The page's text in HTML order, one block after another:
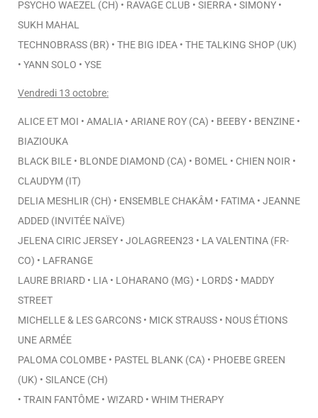
PSYCHO WAEZEL (CH) • RAVAGE CLUB • SIERRA • SIMONY •
SUKH MAHAL
TECHNOBRASS (BR) • THE BIG IDEA • THE TALKING SHOP (UK)
• YANN SOLO • YSE
Vendredi 13 octobre:
ALICE ET MOI • AMALIA • ARIANE ROY (CA) • BEEBY • BENZINE •
BIAZIOUKA
BLACK BILE • BLONDE DIAMOND (CA) • BOMEL • CHIEN NOIR •
CLAUDYM (IT)
DELIA MESHLIR (CH) • ENSEMBLE CHAKÂM • FATIMA • JEANNE
ADDED (INVITÉE NAÏVE)
JELENA CIRIC JERSEY • JOLAGREEN23 • LA VALENTINA (FR-
CO) • LAFRANGE
LAURE BRIARD • LIA • LOHARANO (MG) • LORD$ • MADDY
STREET
MICHELLE & LES GARCONS • MICK STRAUSS • NOUS ÉTIONS
UNE ARMÉE
PALOMA COLOMBE • PASTEL BLANK (CA) • PHOEBE GREEN
(UK) • SILANCE (CH)
• TRAIN FANTÔME • W!ZARD • WHIM THERAPY